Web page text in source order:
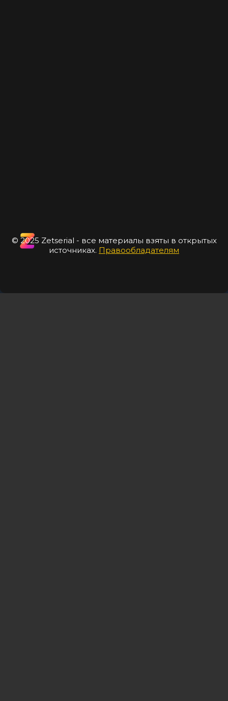
© 2025 Zetserial - все материалы взяты в открытых
источниках. Правообладателям